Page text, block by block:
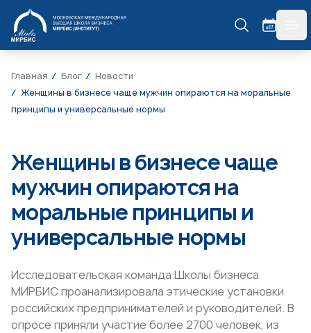
МИРБИС
Главная Блог
Новости
Женщины в бизнесе чаще мужчин опираются на моральные
принципы и универсальные нормы
Женщины в бизнесе чаще
мужчин опираются на
моральные принципы и
универсальные нормы
Исследовательская команда Школы бизнеса
МИРБИС проанализировала этические установки
российских предпринимателей и руководителей. В
опросе приняли участие более 2700 человек, из